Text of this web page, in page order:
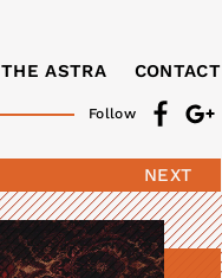
Follow
THE ASTRA CONTACT
NEXT